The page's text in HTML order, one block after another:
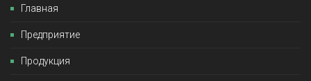
Главная
Предприятие
Продукция